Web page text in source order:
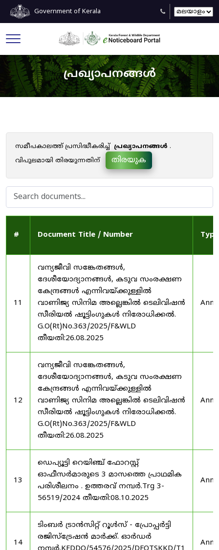
Government of Kerala
പ്രഖ്യാപനങ്ങൾ
സമീപകാലത്ത് പ്രസിദ്ധീകരിച്ച് പ്രഖ്യാപനങ്ങൾ .
വിപുലമായി തിരയുന്നതിന്
തിരയുക
# Document Title / Number Type
11
വന്യജീവി സങ്കേതങ്ങൾ,
ദേശീയോദ്യാനങ്ങൾ, കടുവ സംരക്ഷണ
കേന്ദ്രങ്ങൾ എന്നിവയ്ക്കുള്ളിൽ
വാണിജ്യ സിനിമ അല്ലെങ്കിൽ ടെലിവിഷൻ
സീരിയൽ ഷൂട്ടിംഗുകൾ നിരോധിക്കൽ.
G.O(Rt)No.363/2025/F&WLD
തീയതി:26.08.2025
12
വന്യജീവി സങ്കേതങ്ങൾ,
ദേശീയോദ്യാനങ്ങൾ, കടുവ സംരക്ഷണ
കേന്ദ്രങ്ങൾ എന്നിവയ്ക്കുള്ളിൽ
വാണിജ്യ സിനിമ അല്ലെങ്കിൽ ടെലിവിഷൻ
സീരിയൽ ഷൂട്ടിംഗുകൾ നിരോധിക്കൽ.
G.O(Rt)No.363/2025/F&WLD
തീയതി:26.08.2025
13
ഡെപ്യൂട്ടി റെയിഞ്ച് ഫോറസ്റ്റ്
ഓഫീസർമാരുടെ 3 മാസത്തെ പ്രാഥമിക
പരിശീലനം . ഉത്തരവ് നമ്പർ.Trg 3-
56519/2024 തീയതി:08.10.2025
14
ടിംബർ ട്രാൻസിറ്റ് റൂൾസ് - പ്രോപ്പർട്ടി
രജിസ്ട്രേഷൻ മാർക്ക്. ഓർഡർ